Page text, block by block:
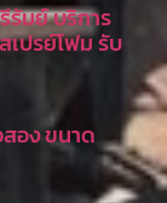
มย์ บริการ
ปรย์โฟม รับ
อง ขนาด